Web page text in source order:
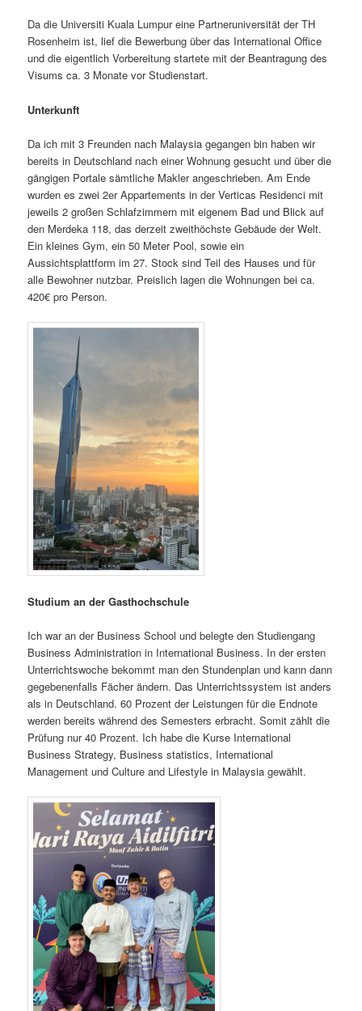
Da die Universiti Kuala Lumpur eine Partneruniversität der TH
Rosenheim ist, lief die Bewerbung über das International Office
und die eigentlich Vorbereitung startete mit der Beantragung des
Visums ca. 3 Monate vor Studienstart.
Unterkunft
Da ich mit 3 Freunden nach Malaysia gegangen bin haben wir
bereits in Deutschland nach einer Wohnung gesucht und über die
gängigen Portale sämtliche Makler angeschrieben. Am Ende
wurden es zwei 2er Appartements in der Verticas Residenci mit
jeweils 2 großen Schlafzimmern mit eigenem Bad und Blick auf
den Merdeka 118, das derzeit zweithöchste Gebäude der Welt.
Ein kleines Gym, ein 50 Meter Pool, sowie ein
Aussichtsplattform im 27. Stock sind Teil des Hauses und für
alle Bewohner nutzbar. Preislich lagen die Wohnungen bei ca.
420€ pro Person.
Studium an der Gasthochschule
Ich war an der Business School und belegte den Studiengang
Business Administration in International Business. In der ersten
Unterrichtswoche bekommt man den Stundenplan und kann dann
gegebenenfalls Fächer ändern. Das Unterrichtssystem ist anders
als in Deutschland. 60 Prozent der Leistungen für die Endnote
werden bereits während des Semesters erbracht. Somit zählt die
Prüfung nur 40 Prozent. Ich habe die Kurse International
Business Strategy, Business statistics, International
Management und Culture and Lifestyle in Malaysia gewählt.